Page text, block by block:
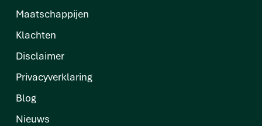
Maatschappijen
Klachten
Disclaimer
Privacyverklaring
Blog
Nieuws